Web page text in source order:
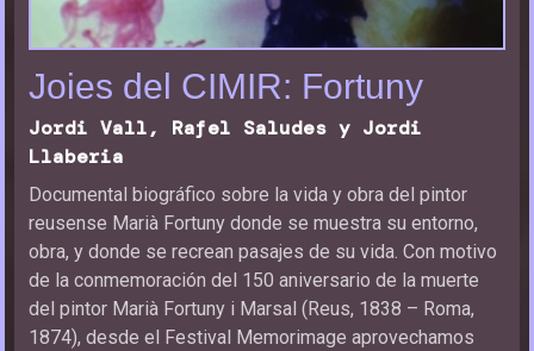
Joies del CIMIR: Fortuny
Jordi Vall, Rafel Saludes y Jordi
Llaberia
Documental biográfico sobre la vida y obra del pintor
reusense Marià Fortuny donde se muestra su entorno,
obra, y donde se recrean pasajes de su vida. Con motivo
de la conmemoración del 150 aniversario de la muerte
del pintor Marià Fortuny i Marsal (Reus, 1838 – Roma,
1874), desde el Festival Memorimage aprovechamos